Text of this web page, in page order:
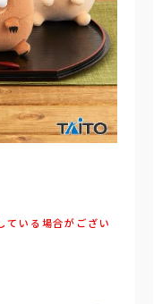
ている場合がござい